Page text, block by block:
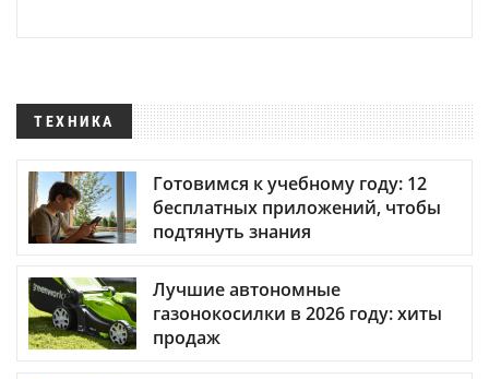
ТЕХНИКА
Готовимся к учебному году: 12
бесплатных приложений, чтобы
подтянуть знания
Лучшие автономные
газонокосилки в 2026 году: хиты
продаж